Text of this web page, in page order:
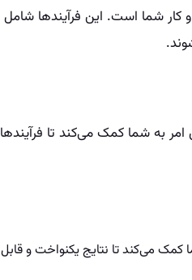
شما است. این فرآیندها شامل
امر به شما کمک می‌کند تا فرآیندها
کمک می‌کند تا نتایج یکنواخت و قابل